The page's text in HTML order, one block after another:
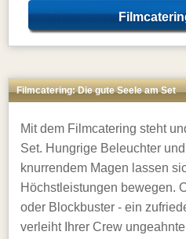
Filmcatering: Die gute Seele am Set
Mit dem Filmcatering steht
Set. Hungrige Beleuchter
knurrendem Magen lassen
Höchstleistungen bewegen.
oder Blockbuster - ein
verleiht Ihrer Crew